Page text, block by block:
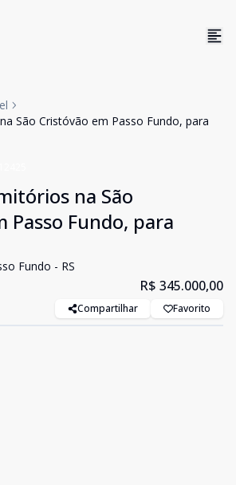
São Cristóvão em Passo Fundo, para
na São
Passo Fundo, para
Fundo - RS
R$ 345.000,00
Compartilhar Favorito